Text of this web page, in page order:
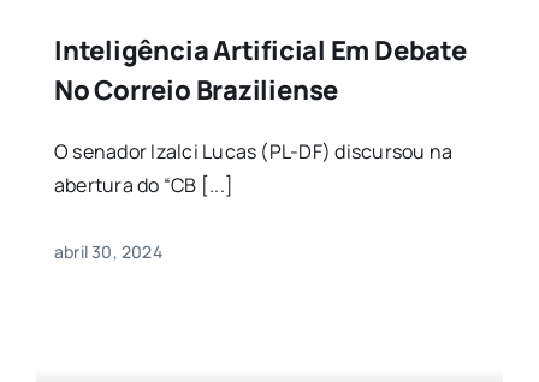
Inteligência Artificial Em Debate
No Correio Braziliense
O senador Izalci Lucas (PL-DF) discursou na
abertura do “CB [...]
abril 30, 2024